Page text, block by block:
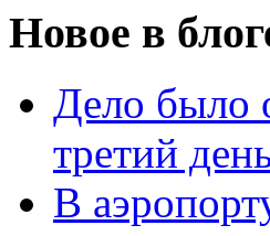
Новое в
Дело было
третий
В